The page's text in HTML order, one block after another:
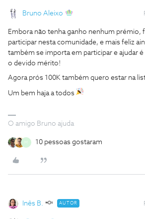
Bruno Aleixo
Embora não tenha ganho nenhum prémio,
participar nesta comunidade, e mais feliz
também se importa em participar e ajudar
o devido mérito!
Agora prós 100K também quero estar na
Um bem haja a todos
O amigo Bruno ajuda
M 10 pessoas gostaram
Inês B. AUTOR